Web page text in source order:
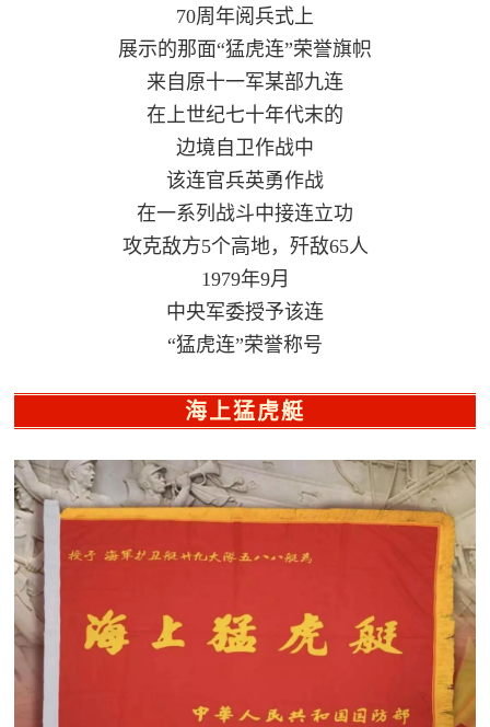
70周年阅兵式上
展示的那面“猛虎连”荣誉旗帜
来自原十一军某部九连
在上世纪七十年代末的
边境自卫作战中
该连官兵英勇作战
在一系列战斗中接连立功
攻克敌方5个高地，歼敌65人
1979年9月
中央军委授予该连
“猛虎连”荣誉称号
海上猛虎艇